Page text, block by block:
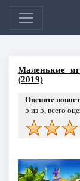
Маленькие
(2019)
Оцените
5 из 5, всего